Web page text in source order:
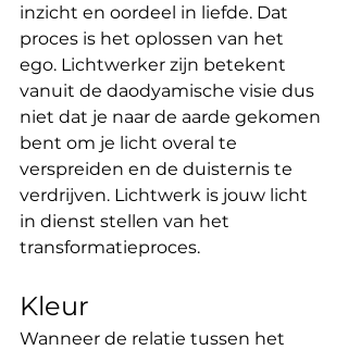
inzicht en oordeel in liefde. Dat
proces is het oplossen van het
ego. Lichtwerker zijn betekent
vanuit de daodyamische visie dus
niet dat je naar de aarde gekomen
bent om je licht overal te
verspreiden en de duisternis te
verdrijven. Lichtwerk is jouw licht
in dienst stellen van het
transformatieproces.
Kleur
Wanneer de relatie tussen het